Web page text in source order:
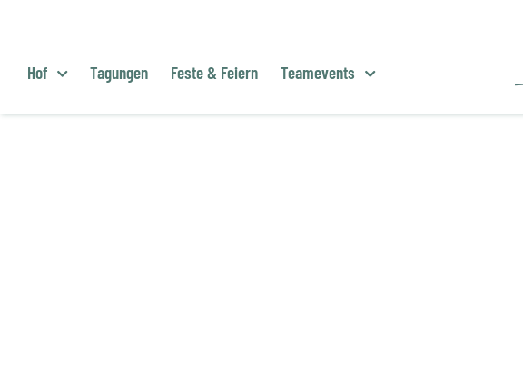
Hof Tagungen Feste & Feiern Teamevents